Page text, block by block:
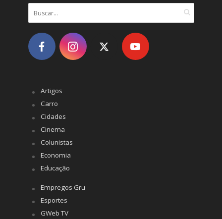
Artigos
Carro
Cidades
Cinema
Colunistas
Economia
Educação
Empregos Gru
Esportes
GWeb TV